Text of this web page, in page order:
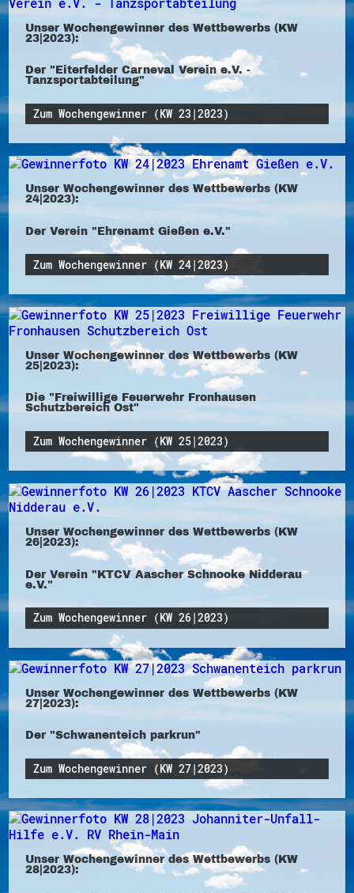
Unser Wochengewinner des Wettbewerbs (KW
23|2023):
Der "Eiterfelder Carneval Verein e.V. -
Tanzsportabteilung"
Zum Wochengewinner (KW 23|2023)
Unser Wochengewinner des Wettbewerbs (KW
24|2023):
Der Verein "Ehrenamt Gießen e.V."
Zum Wochengewinner (KW 24|2023)
Unser Wochengewinner des Wettbewerbs (KW
25|2023):
Die "Freiwillige Feuerwehr Fronhausen
Schutzbereich Ost"
Zum Wochengewinner (KW 25|2023)
Unser Wochengewinner des Wettbewerbs (KW
26|2023):
Der Verein "KTCV Aascher Schnooke Nidderau
e.V."
Zum Wochengewinner (KW 26|2023)
Unser Wochengewinner des Wettbewerbs (KW
27|2023):
Der "Schwanenteich parkrun"
Zum Wochengewinner (KW 27|2023)
Unser Wochengewinner des Wettbewerbs (KW
28|2023):